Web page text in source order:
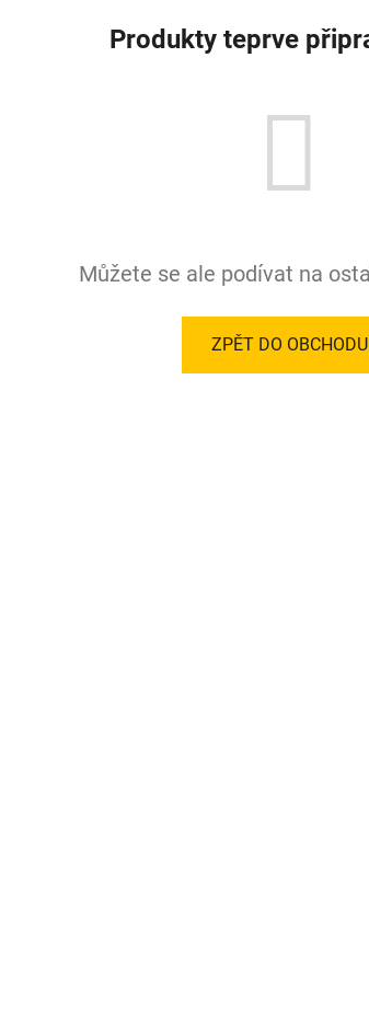
Produkty teprve
Můžete se ale podívat na
ZPĚT DO OBCHODU